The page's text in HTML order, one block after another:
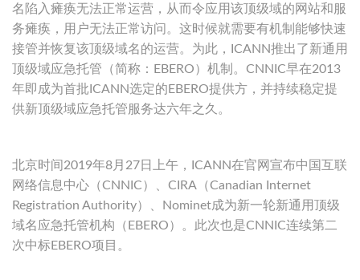
名陷入瘫痪无法正常运营，从而令应用该顶级域的网站和服
务瘫痪，用户无法正常访问。这时候就需要有机制能够快速
接管并恢复该顶级域名的运营。为此，ICANN推出了新通用
顶级域应急托管（简称：EBERO）机制。CNNIC早在2013
年即成为首批ICANN选定的EBERO提供方，并持续稳定提
供新顶级域应急托管服务达六年之久。
北京时间2019年8月27日上午，ICANN在官网宣布中国互联
网络信息中心（CNNIC）、CIRA（Canadian Internet
Registration Authority）、Nominet成为新一轮新通用顶级
域名应急托管机构（EBERO）。此次也是CNNIC连续第二
次中标EBERO项目。